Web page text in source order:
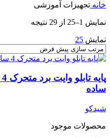
خانه تجهیزات آموزشی
نمایش 1–25 از 29 نتیجه
نمایش 25
ساده
شیدکو
محصولات موجود